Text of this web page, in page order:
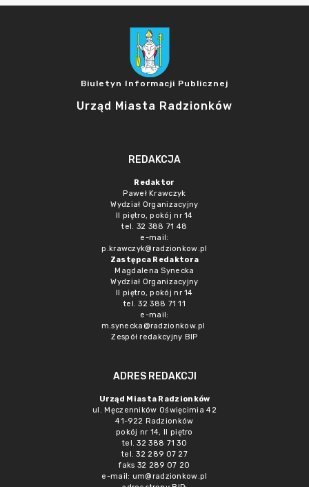
Biuletyn Informacji Publicznej
Urząd Miasta Radzionków
REDAKCJA
Redaktor
Paweł Krawczyk
Wydział Organizacyjny
II piętro, pokój nr 14
tel. 32 388 71 48
e-mail:
p.krawczyk@radzionkow.pl
Zastępca Redaktora
Magdalena Synecka
Wydział Organizacyjny
II piętro, pokój nr 14
tel. 32 388 71 11
e-mail:
m.synecka@radzionkow.pl
Zespół redakcyjny BIP
ADRES REDAKCJI
Urząd Miasta Radzionków
ul. Męczenników Oświęcimia 42
41-922 Radzionków
pokój nr 14, II piętro
tel. 32 388 71 30
tel. 32 289 07 27
faks 32 289 07 20
e-mail: um@radzionkow.pl